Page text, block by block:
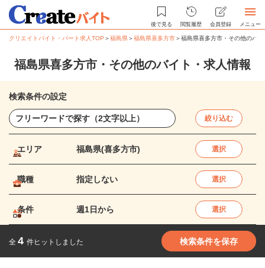
後で見る 閲覧履歴 会員登録 メニュー
クリエイトバイト・パート求人TOP ＞福島県＞福島県喜多方市＞福島県喜多方市・その他のバ
福島県喜多方市・その他のバイト・求人情報
検索条件の設定
絞り込む
エリア 福島県(喜多方市) 選択
職種 指定しない 選択
条件 週1日から 選択
全 4 件ヒットしました 検索条件を保存